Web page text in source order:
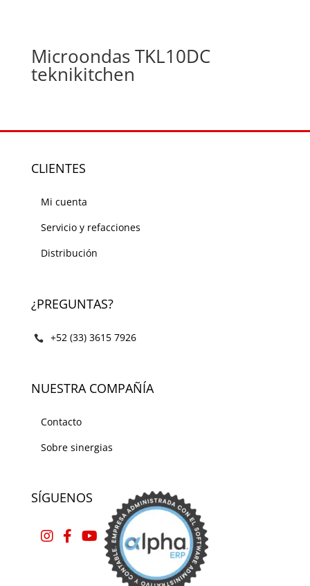
Microondas TKL10DC
teknikitchen
CLIENTES
Mi cuenta
Servicio y refacciones
Distribución
¿PREGUNTAS?
+52 (33) 3615 7926
NUESTRA COMPAÑÍA
Contacto
Sobre sinergias
SÍGUENOS